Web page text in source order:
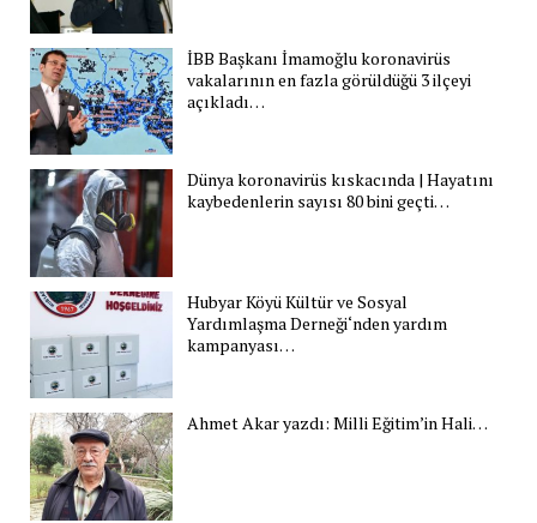
İBB Başkanı İmamoğlu koronavirüs
vakalarının en fazla görüldüğü 3 ilçeyi
açıkladı…
Dünya koronavirüs kıskacında | Hayatını
kaybedenlerin sayısı 80 bini geçti…
Hubyar Köyü Kültür ve Sosyal
Yardımlaşma Derneği‘nden yardım
kampanyası…
Ahmet Akar yazdı: Milli Eğitim’in Hali…